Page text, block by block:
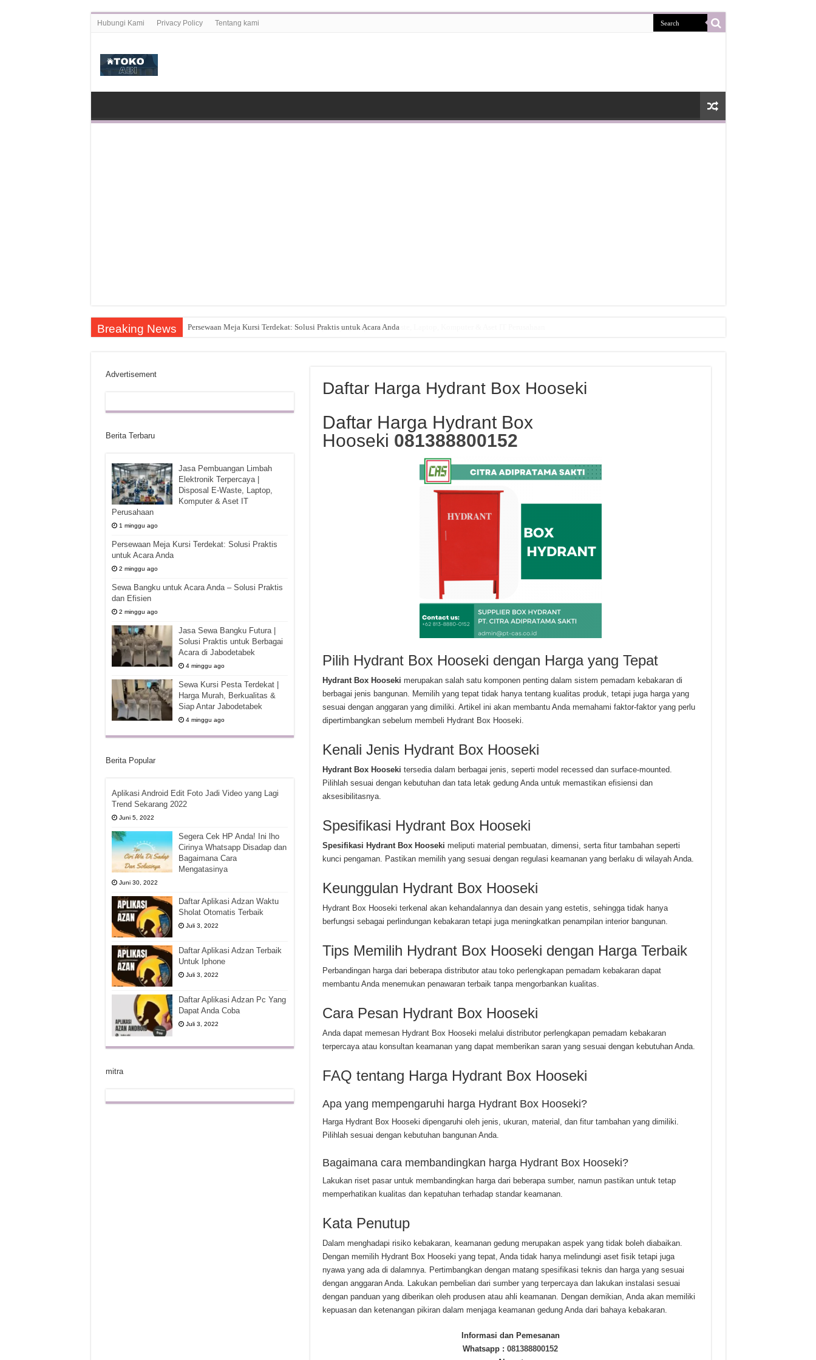
Hubungi Kami Privacy Policy Tentang kami
Breaking News Persewaan Meja Kursi Terdekat: Solusi Praktis untuk Acara Anda
Daftar Harga Hydrant Box Hooseki
Daftar Harga Hydrant Box
Hooseki 081388800152
Pilih Hydrant Box Hooseki dengan Harga yang Tepat
Hydrant Box Hooseki merupakan salah satu komponen penting dalam sistem pemadam kebakaran di
berbagai jenis bangunan. Memilih yang tepat tidak hanya tentang kualitas produk, tetapi juga harga yang
sesuai dengan anggaran yang dimiliki. Artikel ini akan membantu Anda memahami faktor-faktor yang perlu
dipertimbangkan sebelum membeli Hydrant Box Hooseki.
Kenali Jenis Hydrant Box Hooseki
Hydrant Box Hooseki tersedia dalam berbagai jenis, seperti model recessed dan surface-mounted.
Pilihlah sesuai dengan kebutuhan dan tata letak gedung Anda untuk memastikan efisiensi dan
aksesibilitasnya.
Spesifikasi Hydrant Box Hooseki
Spesifikasi Hydrant Box Hooseki meliputi material pembuatan, dimensi, serta fitur tambahan seperti
kunci pengaman. Pastikan memilih yang sesuai dengan regulasi keamanan yang berlaku di wilayah Anda.
Keunggulan Hydrant Box Hooseki
Hydrant Box Hooseki terkenal akan kehandalannya dan desain yang estetis, sehingga tidak hanya
berfungsi sebagai perlindungan kebakaran tetapi juga meningkatkan penampilan interior bangunan.
Tips Memilih Hydrant Box Hooseki dengan Harga Terbaik
Perbandingan harga dari beberapa distributor atau toko perlengkapan pemadam kebakaran dapat
membantu Anda menemukan penawaran terbaik tanpa mengorbankan kualitas.
Cara Pesan Hydrant Box Hooseki
Anda dapat memesan Hydrant Box Hooseki melalui distributor perlengkapan pemadam kebakaran
terpercaya atau konsultan keamanan yang dapat memberikan saran yang sesuai dengan kebutuhan Anda.
FAQ tentang Harga Hydrant Box Hooseki
Apa yang mempengaruhi harga Hydrant Box Hooseki?
Harga Hydrant Box Hooseki dipengaruhi oleh jenis, ukuran, material, dan fitur tambahan yang dimiliki.
Pilihlah sesuai dengan kebutuhan bangunan Anda.
Bagaimana cara membandingkan harga Hydrant Box Hooseki?
Lakukan riset pasar untuk membandingkan harga dari beberapa sumber, namun pastikan untuk tetap
memperhatikan kualitas dan kepatuhan terhadap standar keamanan.
Kata Penutup
Dalam menghadapi risiko kebakaran, keamanan gedung merupakan aspek yang tidak boleh diabaikan.
Dengan memilih Hydrant Box Hooseki yang tepat, Anda tidak hanya melindungi aset fisik tetapi juga
nyawa yang ada di dalamnya. Pertimbangkan dengan matang spesifikasi teknis dan harga yang sesuai
dengan anggaran Anda. Lakukan pembelian dari sumber yang terpercaya dan lakukan instalasi sesuai
dengan panduan yang diberikan oleh produsen atau ahli keamanan. Dengan demikian, Anda akan memiliki
kepuasan dan ketenangan pikiran dalam menjaga keamanan gedung Anda dari bahaya kebakaran.
Informasi dan Pemesanan
Whatsapp : 081388800152
Advertisement
Berita Terbaru
Jasa Pembuangan Limbah
Elektronik Terpercaya |
Disposal E-Waste, Laptop,
Komputer & Aset IT
Perusahaan
1 minggu ago
Persewaan Meja Kursi Terdekat: Solusi Praktis
untuk Acara Anda
2 minggu ago
Sewa Bangku untuk Acara Anda – Solusi Praktis
dan Efisien
2 minggu ago
Jasa Sewa Bangku Futura |
Solusi Praktis untuk Berbagai
Acara di Jabodetabek
4 minggu ago
Sewa Kursi Pesta Terdekat |
Harga Murah, Berkualitas &
Siap Antar Jabodetabek
4 minggu ago
Berita Popular
Aplikasi Android Edit Foto Jadi Video yang Lagi
Trend Sekarang 2022
Juni 5, 2022
Segera Cek HP Anda! Ini lho
Cirinya Whatsapp Disadap dan
Bagaimana Cara
Mengatasinya
Juni 30, 2022
Daftar Aplikasi Adzan Waktu
Sholat Otomatis Terbaik
Juli 3, 2022
Daftar Aplikasi Adzan Terbaik
Untuk Iphone
Juli 3, 2022
Daftar Aplikasi Adzan Pc Yang
Dapat Anda Coba
Juli 3, 2022
mitra